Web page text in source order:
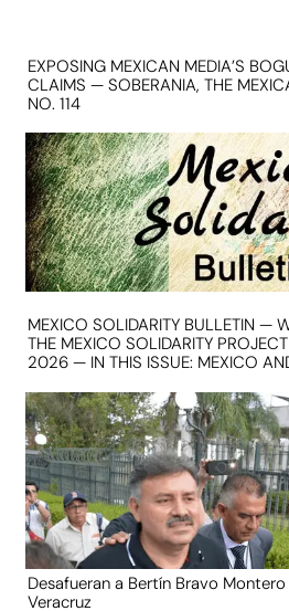
EXPOSING MEXICAN MEDIA’S
CLAIMS — SOBERANIA, THE
NO. 114
MEXICO SOLIDARITY BULLETIN —
THE MEXICO SOLIDARITY
2026 — IN THIS ISSUE: MEXICO
Desafueran a Bertín Bravo
Veracruz